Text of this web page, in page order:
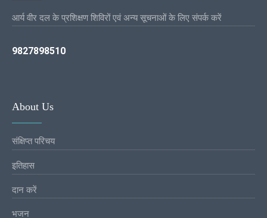
आर्य वीर दल के प्रशिक्षण शिविरों एवं अन्य सूचनाओं के लिए संपर्क करें
9827898510
About Us
संक्षिप्त परिचय
इतिहास
दान करें
भजन